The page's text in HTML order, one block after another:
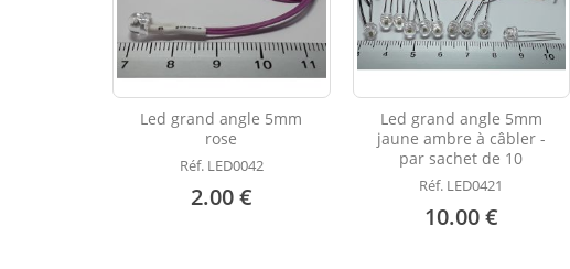
Led grand angle 5mm
rose
Réf. LED0042
2.00 €
Led grand angle 5mm
jaune ambre à câbler -
par sachet de 10
Réf. LED0421
10.00 €